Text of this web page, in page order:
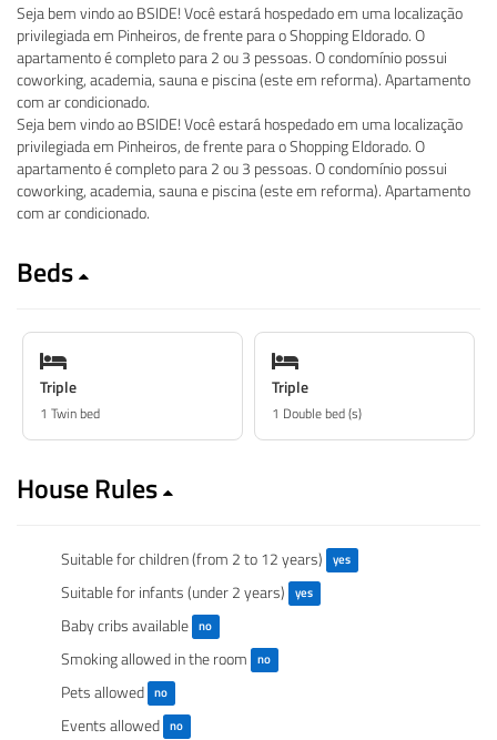
Seja bem vindo ao BSIDE! Você estará hospedado em uma localização
privilegiada em Pinheiros, de frente para o Shopping Eldorado. O
apartamento é completo para 2 ou 3 pessoas. O condomínio possui
coworking, academia, sauna e piscina (este em reforma). Apartamento
com ar condicionado.
Seja bem vindo ao BSIDE! Você estará hospedado em uma localização
privilegiada em Pinheiros, de frente para o Shopping Eldorado. O
apartamento é completo para 2 ou 3 pessoas. O condomínio possui
coworking, academia, sauna e piscina (este em reforma). Apartamento
com ar condicionado.
Beds
Triple
1 Twin bed
Triple
1 Double bed (s)
House Rules
Suitable for children (from 2 to 12 years) yes
Suitable for infants (under 2 years) yes
Baby cribs available no
Smoking allowed in the room no
Pets allowed no
Events allowed no